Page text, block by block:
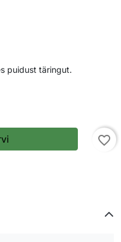
puidust täringut.
favorite_border